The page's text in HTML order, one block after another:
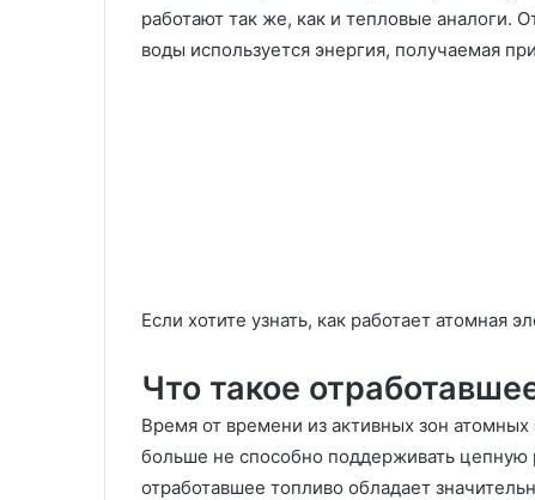
работают так же, как и тепловые аналоги.
воды используется энергия, получаемая
Если хотите узнать, как работает атомная
Что такое
Время от времени из активных зон
больше не способно поддерживать цепную
отработавшее топливо обладает